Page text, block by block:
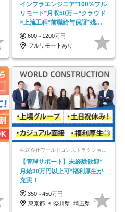
インフラエンジニア*100％フル
リモート*月収50万～*クラウド
×上流工程*前職給与保証*残業
月9.8h
600～1200万円
フルリモートあり
【管理サポート】未経験歓迎*
月給30万円以上可*福利厚生が
充実！
350～450万円
東京都_神奈川県_埼玉県_千葉県_大阪府…